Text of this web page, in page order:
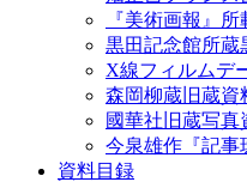
『美術画報』
黒田記念館所蔵
X線フィルムデ
森岡柳蔵旧蔵資
國華社旧蔵写真
今泉雄作『記事
資料目録